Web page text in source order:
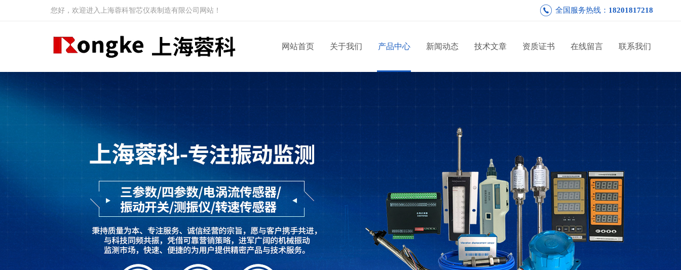
您好，欢迎进入上海蓉科智芯仪表制造有限公司网站！ 全国服务热线： 18201817218
网站首页 关于我们 产品中心 新闻动态 技术文章 资质证书 在线留言 联系我们